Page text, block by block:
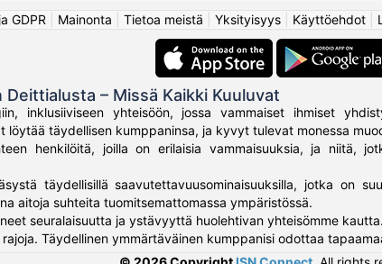
GDPR
Mainonta Tietoa meistä Yksityisyys| Käyttöehdot|
– Missä Kaikki Kuuluvat
inklusiiviseen yhteisöön, jossa vammaiset ihmiset
löytää täydellisen kumppaninsa, ja kyvyt tulevat monessa
henkilöitä, joilla on erilaisia vammaisuuksia, ja niitä,
täydellisillä saavutettavuusominaisuuksilla, jotka on
aitoja suhteita tuomitsemattomassa ympäristössä.
seuralaisuutta ja ystävyyttä huolehtivan yhteisömme kautta.
Täydellinen ymmärtäväinen kumppanisi odottaa